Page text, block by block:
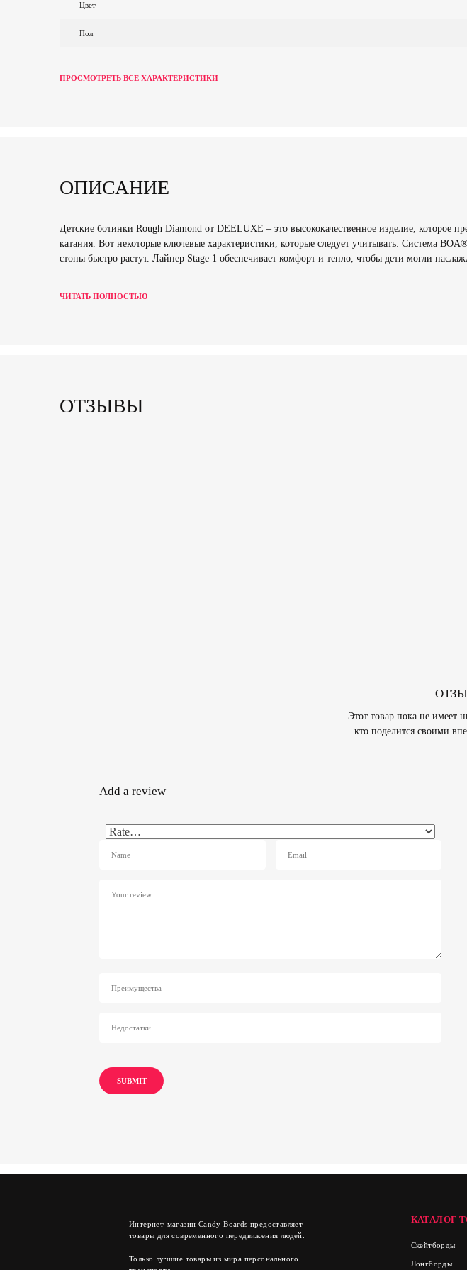
Цвет
Пол
ПРОСМОТРЕТЬ ВСЕ ХАРАКТЕРИСТИКИ
ОПИСАНИЕ
Детские ботинки Rough Diamond от DEELUXE – это высококачественное изделие, которое
катания. Вот некоторые ключевые характеристики, которые следует учитывать: Система
стопы быстро растут. Лайнер Stage 1 обеспечивает комфорт и тепло, чтобы дети могли
ЧИТАТЬ ПОЛНОСТЬЮ
ОТЗЫВЫ
Этот товар пока не имеет
кто поделится своими
Add a review
Интернет-магазин Candy Boards предоставляет
товары для современного передвижения людей.
Только лучшие товары из мира персонального
КАТАЛОГ
Скейтборды
Лонгборды